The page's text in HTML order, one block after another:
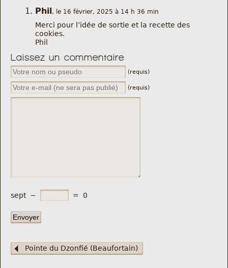
Phil, le 16 février, 2025 à 14 h 36 min
Merci pour l’idée de sortie et la recette des
cookies.
Phil
Laissez un commentaire
(requis)
(requis)
sept − = 0
Pointe du Dzonfié (Beaufortain)